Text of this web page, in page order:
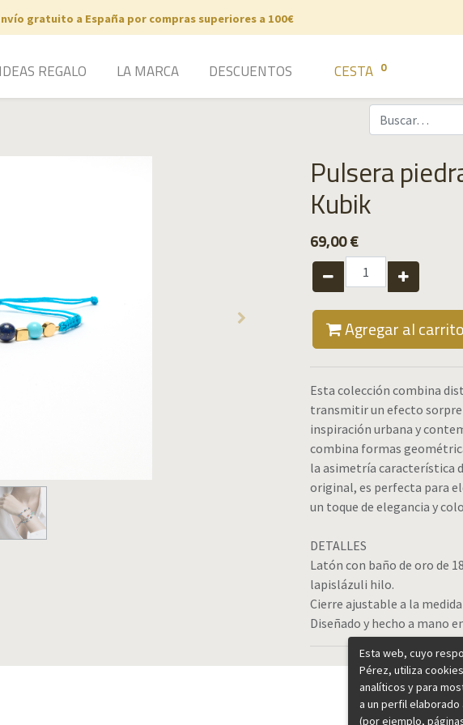
gratuito a España por compras superiores a 100€
IDEAS REGALO LA MARCA DESCUENTOS CESTA 0
Pulsera
Kubik
69,00€
Agregar al carrito
Esta colección combina
transmitir un efecto
inspiración urbana y
combina formas
la asimetría característica
original, es perfecta para
un toque de elegancia y
DETALLES
Latón con baño de oro de
lapislázuli hilo.
Cierre ajustable a la
Diseñado y hecho a mano
Esta web, cuyo
Pérez, utiliza
analíticos y para
a un perfil
(por ejemplo,